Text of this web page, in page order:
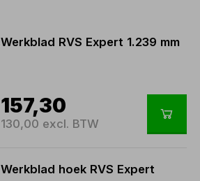
Werkblad RVS Expert 1.239 mm
157,30
130,00 excl. BTW
Werkblad hoek RVS Expert